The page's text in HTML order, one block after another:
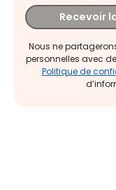
Recevoir
Nous ne
personnelles avec
Politique de